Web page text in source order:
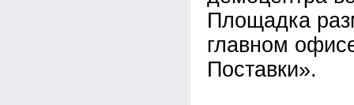
Площадка
главном
Поставки».